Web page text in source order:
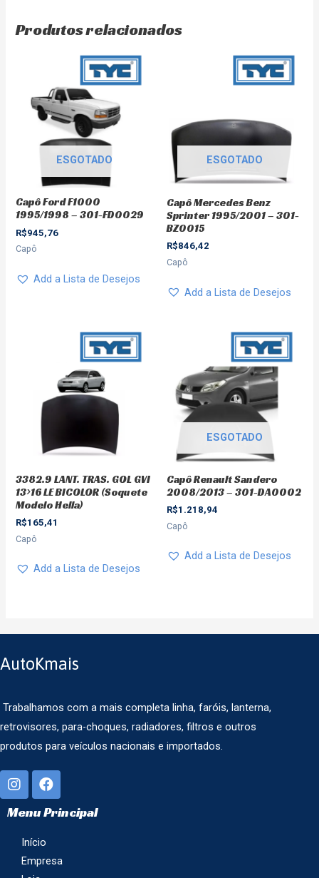
Produtos relacionados
ESGOTADO
Capô Ford F1000
1995/1998 – 301-FD0029
R$945,76
Capô
Add a Lista de Desejos
ESGOTADO
Capô Mercedes Benz
Sprinter 1995/2001 – 301-
BZ0015
R$846,42
Capô
Add a Lista de Desejos
3382.9 LANT. TRAS. GOL GVI
13>16 LE BICOLOR (Soquete
Modelo Hella)
R$165,41
Capô
Add a Lista de Desejos
ESGOTADO
Capô Renault Sandero
2008/2013 – 301-DA0002
R$1.218,94
Capô
Add a Lista de Desejos
AutoKmais
Trabalhamos com a mais completa linha, faróis, lanterna,
retrovisores, para-choques, radiadores, filtros e outros
produtos para veículos nacionais e importados.
Menu Principal
Início
Empresa